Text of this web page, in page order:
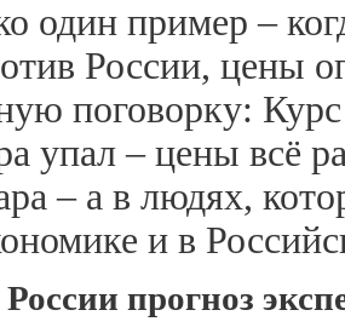
один пример –
России, цены
поговорку:
упал – цены всё
– а в людях,
и в
прогноз